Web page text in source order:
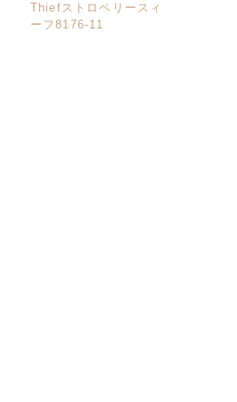
Thiefストロベリースィ
ーフ8176-11